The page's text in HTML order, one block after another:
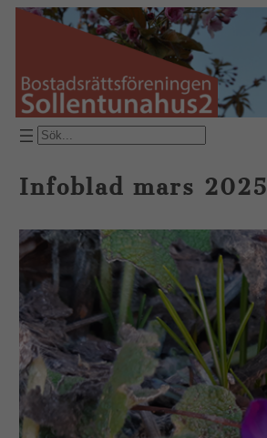
Hoppa
SÖK
Infoblad mars 2025